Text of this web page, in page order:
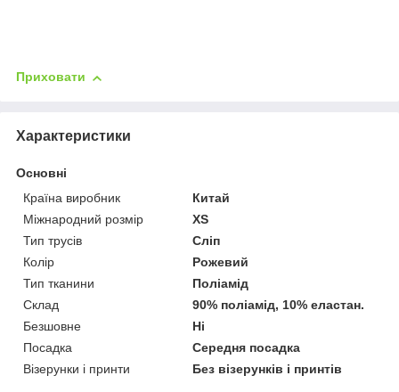
Приховати
Характеристики
Основні
Країна виробник
Китай
Міжнародний розмір
XS
Тип трусів
Сліп
Колір
Рожевий
Тип тканини
Поліамід
Склад
90% поліамід, 10% еластан.
Безшовне
Ні
Посадка
Середня посадка
Візерунки і принти
Без візерунків і принтів